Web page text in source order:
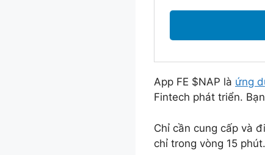
App FE $NAP là ứng
Fintech phát triển.
Chỉ cần cung cấp và
chỉ trong vòng 15 phút.